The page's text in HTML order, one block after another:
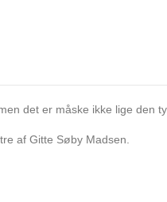
det er måske ikke lige den
af Gitte Søby Madsen.